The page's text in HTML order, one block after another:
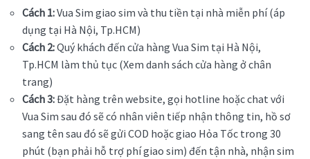
Cách 1:Vua Sim giao sim và thu tiền tại nhà miễn phí (áp
dụng tại Hà Nội, Tp.HCM)
Cách 2:Quý khách đến cửa hàng Vua Sim tại Hà Nội,
Tp.HCM làm thủ tục (Xem danh sách cửa hàng ở chân
trang)
Cách 3:Đặt hàng trên website, gọi hotline hoặc chat với
Vua Sim sau đó sẽ có nhân viên tiếp nhận thông tin, hồ sơ
sang tên sau đó sẽ gửi COD hoặc giao Hỏa Tốc trong 30
phút (bạn phải hỗ trợ phí giao sim) đến tận nhà, nhận sim